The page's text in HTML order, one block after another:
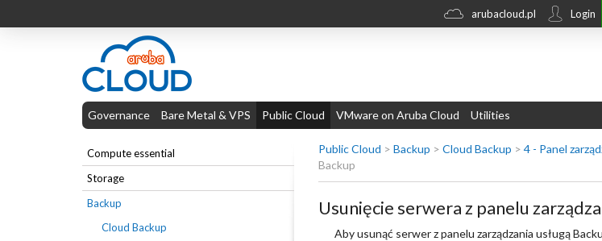
arubacloud.pl Login
Governance Bare Metal & VPS Public Cloud VMware on Aruba Cloud Utilities
Compute essential
Storage
Backup
Cloud Backup
Public Cloud > Backup > Cloud Backup > 4 - Panel
Backup
Usunięcie serwera z panelu
Aby usunąć serwer z panelu zarządzania usługą